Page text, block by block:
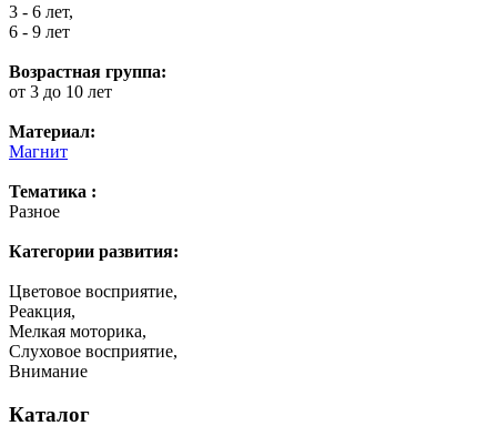
3 - 6 лет,
6 - 9 лет
Возрастная группа:
от 3 до 10 лет
Материал:
Магнит
Тематика :
Разное
Категории развития:
Цветовое восприятие,
Реакция,
Мелкая моторика,
Слуховое восприятие,
Внимание
Каталог